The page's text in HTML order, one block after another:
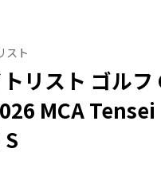
スト
リスト ゴルフ
MCA